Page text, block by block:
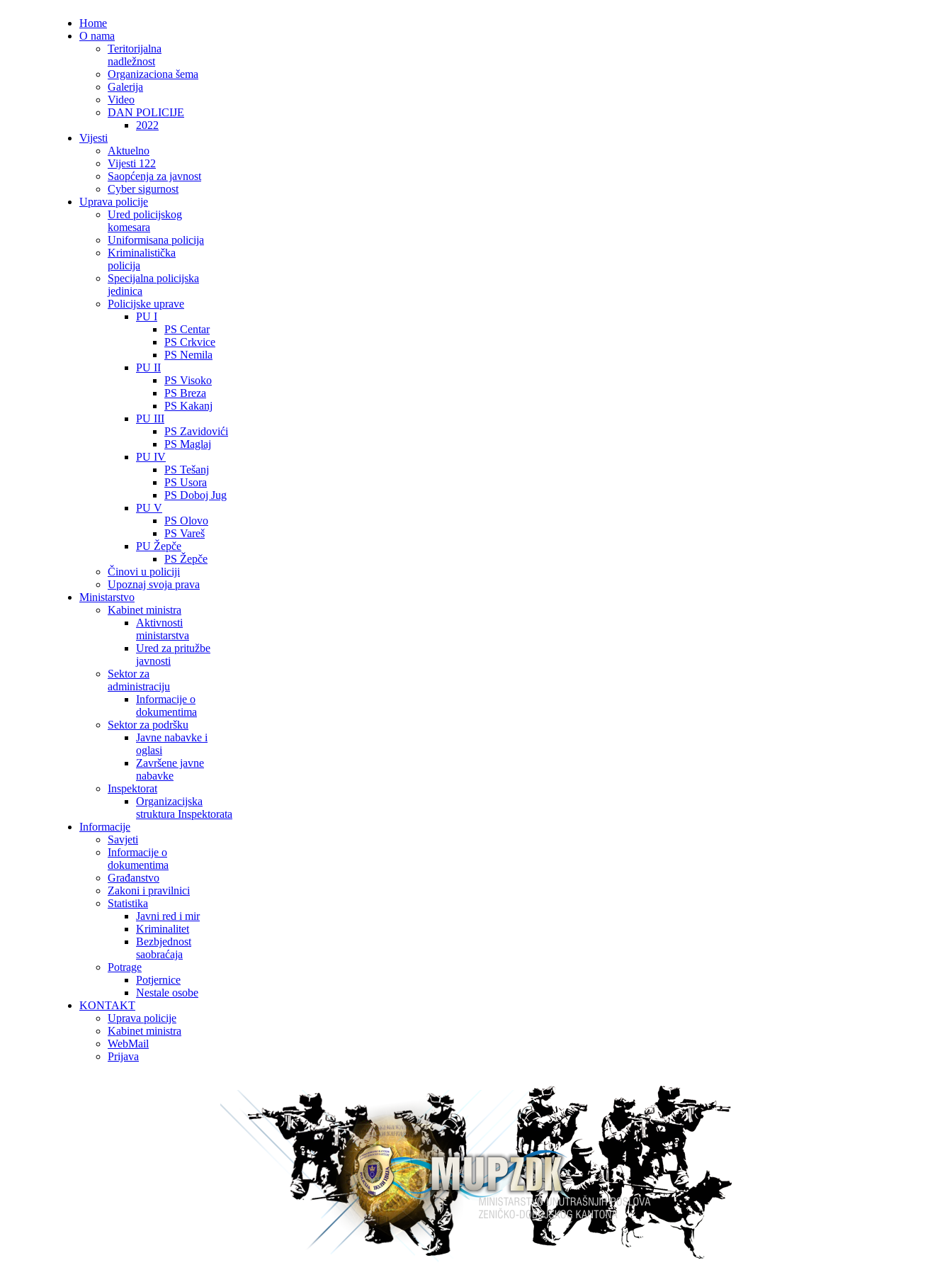
Home
O nama
Teritorijalna
nadležnost
Organizaciona šema
Galerija
Video
DAN POLICIJE
2022
Vijesti
Aktuelno
Vijesti 122
Saopćenja za javnost
Cyber sigurnost
Uprava policije
Ured policijskog
komesara
Uniformisana policija
Kriminalistička
policija
Specijalna policijska
jedinica
Policijske uprave
PU I
PS Centar
PS Crkvice
PS Nemila
PU II
PS Visoko
PS Breza
PS Kakanj
PU III
PS Zavidovići
PS Maglaj
PU IV
PS Tešanj
PS Usora
PS Doboj Jug
PU V
PS Olovo
PS Vareš
PU Žepče
PS Žepče
Činovi u policiji
Upoznaj svoja prava
Ministarstvo
Kabinet ministra
Aktivnosti
ministarstva
Ured za pritužbe
javnosti
Sektor za
administraciju
Informacije o
dokumentima
Sektor za podršku
Javne nabavke i
oglasi
Završene javne
nabavke
Inspektorat
Organizacijska
struktura Inspektorata
Informacije
Savjeti
Informacije o
dokumentima
Građanstvo
Zakoni i pravilnici
Statistika
Javni red i mir
Kriminalitet
Bezbjednost
saobraćaja
Potrage
Potjernice
Nestale osobe
KONTAKT
Uprava policije
Kabinet ministra
WebMail
Prijava